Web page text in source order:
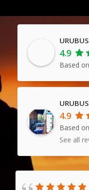
4.9
Based
4.9
Based
See all